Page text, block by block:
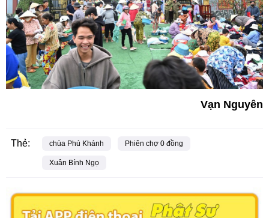
Vạn Nguyên
Thẻ: chùa Phú Khánh Phiên chợ 0 đồng
Xuân Bính Ngọ